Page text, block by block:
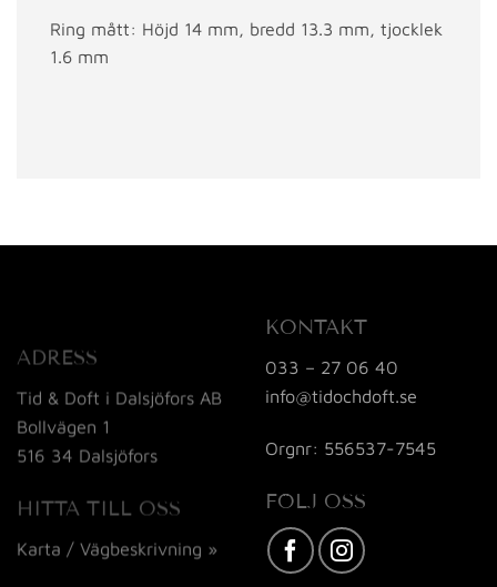
Ring mått: Höjd 14 mm, bredd 13.3 mm, tjocklek
1.6 mm
ADRESS
Tid & Doft i Dalsjöfors AB
Bollvägen 1
516 34 Dalsjöfors
HITTA TILL OSS
Karta / Vägbeskrivning »
KONTAKT
033 – 27 06 40
info@tidochdoft.se
Orgnr: 556537-7545
FÖLJ OSS